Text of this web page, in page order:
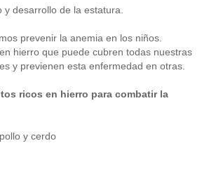
desarrollo de la estatura.
prevenir la anemia en los niños.
hierro que puede cubren todas nuestras
y previenen esta enfermedad en otras.
ricos en hierro para combatir la
y cerdo